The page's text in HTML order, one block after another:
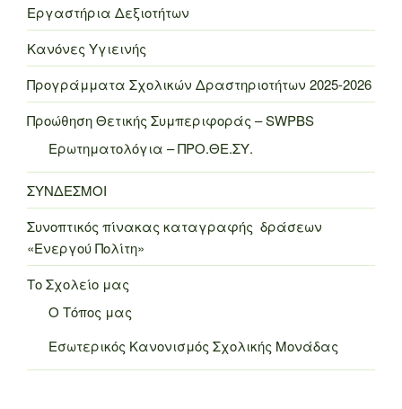
Εργαστήρια Δεξιοτήτων
Κανόνες Υγιεινής
Προγράμματα Σχολικών Δραστηριοτήτων 2025-2026
Προώθηση Θετικής Συμπεριφοράς – SWPBS
Ερωτηματολόγια – ΠΡΟ.ΘΕ.ΣΥ.
ΣΥΝΔΕΣΜΟΙ
Συνοπτικός πίνακας καταγραφής δράσεων
«Ενεργού Πολίτη»
Το Σχολείο μας
Ο Τόπος μας
Εσωτερικός Κανονισμός Σχολικής Μονάδας